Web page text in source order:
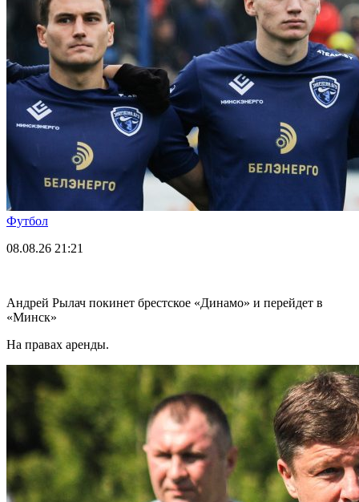
Футбол
08.08.26 21:21
Андрей Рылач покинет брестское «Динамо» и перейдет в
«Минск»
На правах аренды.